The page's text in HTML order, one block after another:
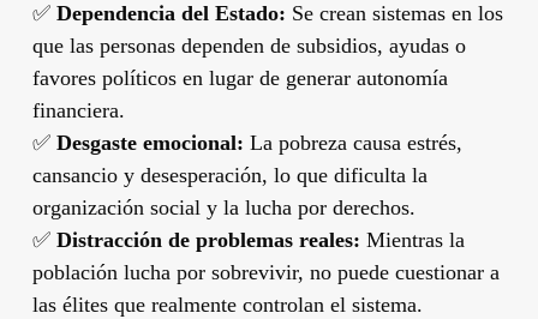
✅ Dependencia del Estado: Se crean sistemas en los
que las personas dependen de subsidios, ayudas o
favores políticos en lugar de generar autonomía
financiera.
✅ Desgaste emocional: La pobreza causa estrés,
cansancio y desesperación, lo que dificulta la
organización social y la lucha por derechos.
✅ Distracción de problemas reales: Mientras la
población lucha por sobrevivir, no puede cuestionar a
las élites que realmente controlan el sistema.